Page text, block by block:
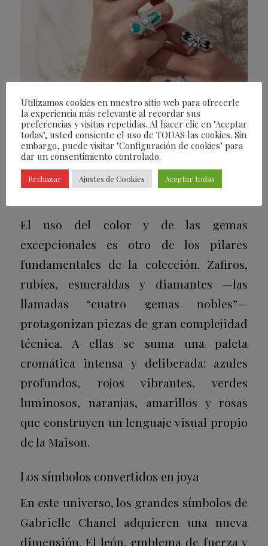
El uso del color y de las gemas
excepcionales es otro de los pilares
fundamentales de la colección. Zafiros,
rubíes, esmeraldas y diamantes —las
llamadas “cuatro gemas nobles”—
protagonizan piezas de gran complejidad
técnica. A ellas se suma una paleta
cromática intensa y deliberada: azules
profundos, rojos vibrantes, verdes
luminosos, naranjas, amarillos y rosas
que construyen un lenguaje visual propio
de la Maison.
Los símbolos convertidos en joya
En este universo, los grandes símbolos de
Gabrielle Chanel adquieren una nueva
dimensión. El león, emblema de fuerza y
Utilizamos cookies en nuestro sitio web para ofrecerle
la experiencia más relevante al recordar sus
preferencias y visitas repetidas. Al hacer clic en "Aceptar
todas", usted consiente el uso de TODAS las cookies. Sin
embargo, puede visitar "Configuración de cookies" para
dar un consentimiento controlado.
Rechazar Ajustes de Cookies Aceptar todas